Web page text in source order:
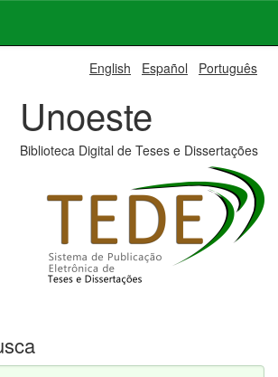
English Español Português
Unoeste
Biblioteca Digital de Teses e Dissertações